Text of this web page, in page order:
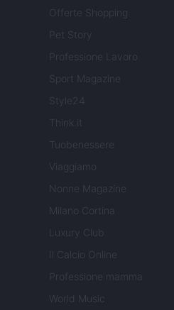
Offerte Shopping
Pet Story
Professione Lavoro
Sport Magazine
Style24
Think.it
Tuobenessere
Viaggiamo
Nonne Magazine
Milano Cortina
Luxury Club
Il Calcio Online
Professione mamma
World Music